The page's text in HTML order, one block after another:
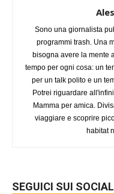
Sono una giornalista
programmi trash. Una
bisogna avere la mente
tempo per ogni cosa: un
per un talk polito e un
Potrei riguardare
Mamma per amica.
viaggiare e scoprire
habitat
SEGUICI SUI SOCIAL